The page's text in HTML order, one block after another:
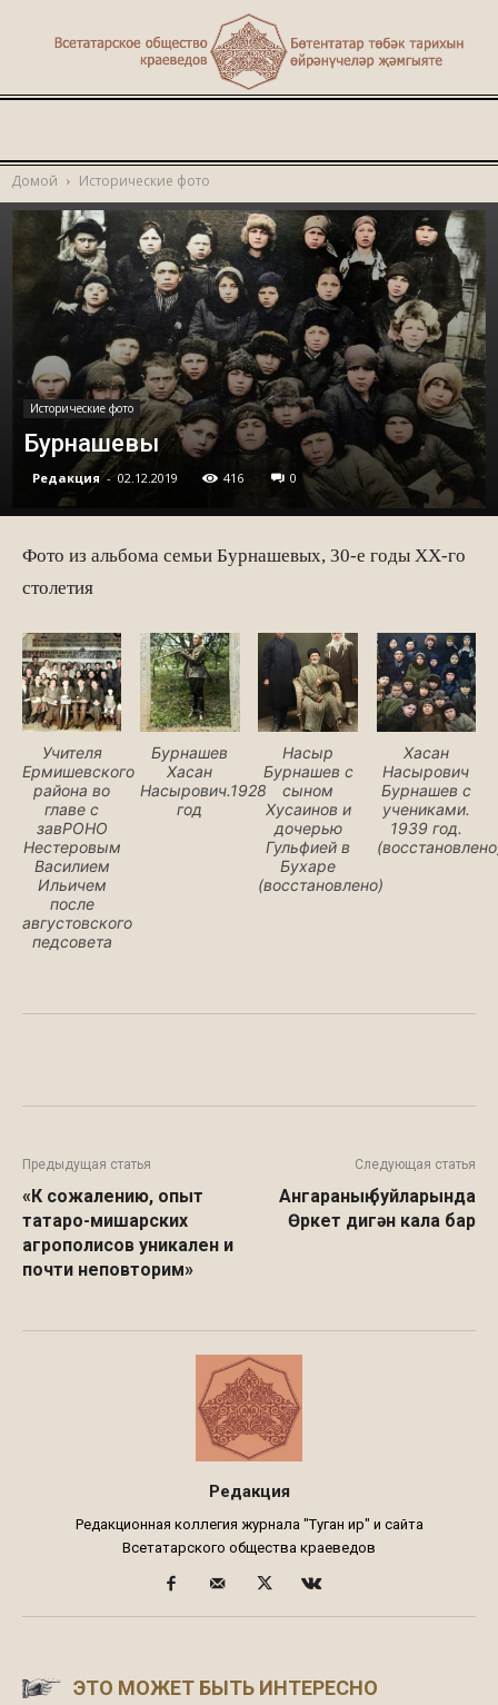
җир
Домой Исторические фото
Исторические фото
Бурнашевы
Редакция - 02.12.2019 416 0
Фото из альбома семьи Бурнашевых, 30-е годы XX-го
столетия
Учителя
Ермишевского
района во
главе с
завРОНО
Нестеровым
Василием
Ильичем
после
августовского
педсовета
Бурнашев
Хасан
Насырович.1928
год
Насыр
Бурнашев с
сыном
Хусаинов и
дочерью
Гульфией в
Бухаре
(восстановлено)
Хасан
Насырович
Бурнашев с
учениками.
1939 год.
Предыдущая статья
«К сожалению, опыт
татаро-мишарских
агрополисов уникален и
почти неповторим»
Следующая статья
Ангараның буйларында
Өркет дигән кала бар
Редакция
Редакционная коллегия журнала "Туган җир" и сайта
Всетатарского общества краеведов
ЭТО МОЖЕТ БЫТЬ ИНТЕРЕСНО